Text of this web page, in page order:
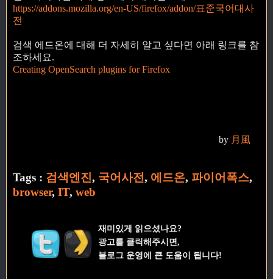
https://addons.mozilla.org/en-US/firefox/addon/표준국어대사
전
검색 에드온에 대해 더 자세히 알고 싶다면 아래 링크를 참
조하세요.
Creating OpenSearch plugins for Firefox
by 月風
Tags : 검색엔진, 국어사전, 에드온, 파이어폭스,
browser, IT, web
재미있게 읽으셨나요?
광고를 클릭해주시면,
블로그 운영에 큰 도움이 됩니다!